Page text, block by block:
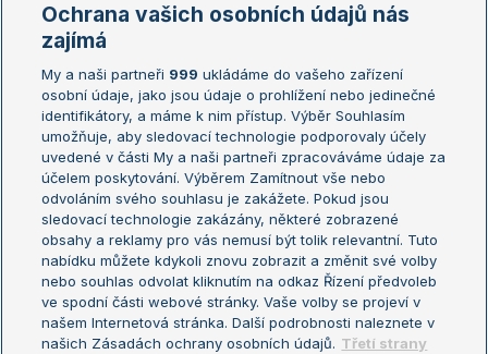
Žebříčky
Žebříček ATP (muži)
Žebříček WTA (ženy)
Sázkařský žebříček
Australian Open
French Open
Wimbledon
US Open
Turnaj mistrů
Turnaj mistryň
Aktualní trendy
Fotbalové přestupy
Livesport Daily
Ochrana vašich osobních údajů nás
zajímá
My a naši partneři 999 ukládáme do vašeho zařízení
osobní údaje, jako jsou údaje o prohlížení nebo jedinečné
identifikátory, a máme k nim přístup. Výběr Souhlasím
umožňuje, aby sledovací technologie podporovaly účely
uvedené v části My a naši partneři zpracováváme údaje za
účelem poskytování. Výběrem Zamítnout vše nebo
odvoláním svého souhlasu je zakážete. Pokud jsou
sledovací technologie zakázány, některé zobrazené
obsahy a reklamy pro vás nemusí být tolik relevantní. Tuto
nabídku můžete kdykoli znovu zobrazit a změnit své volby
nebo souhlas odvolat kliknutím na odkaz Řízení předvoleb
ve spodní části webové stránky. Vaše volby se projeví v
našem Internetová stránka. Další podrobnosti naleznete v
našich Zásadách ochrany osobních údajů. Třetí strany